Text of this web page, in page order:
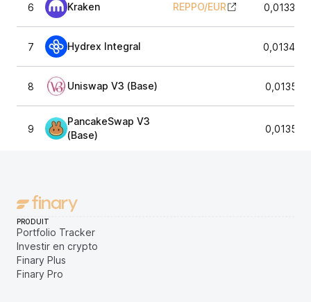
6 Kraken REPPO/EUR
7 Hydrex Integral
8 Uniswap V3 (Base)
9
PancakeSwap V3
(Base)
PRODUIT
Portfolio Tracker
Investir en crypto
Finary Plus
Finary Pro